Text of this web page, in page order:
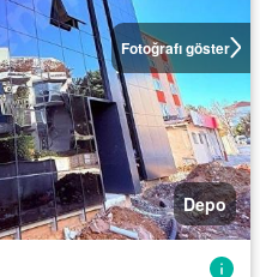
Fotoğrafı göster
Depo